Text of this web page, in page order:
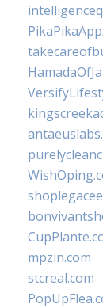
mpzin.com
stcreal.com